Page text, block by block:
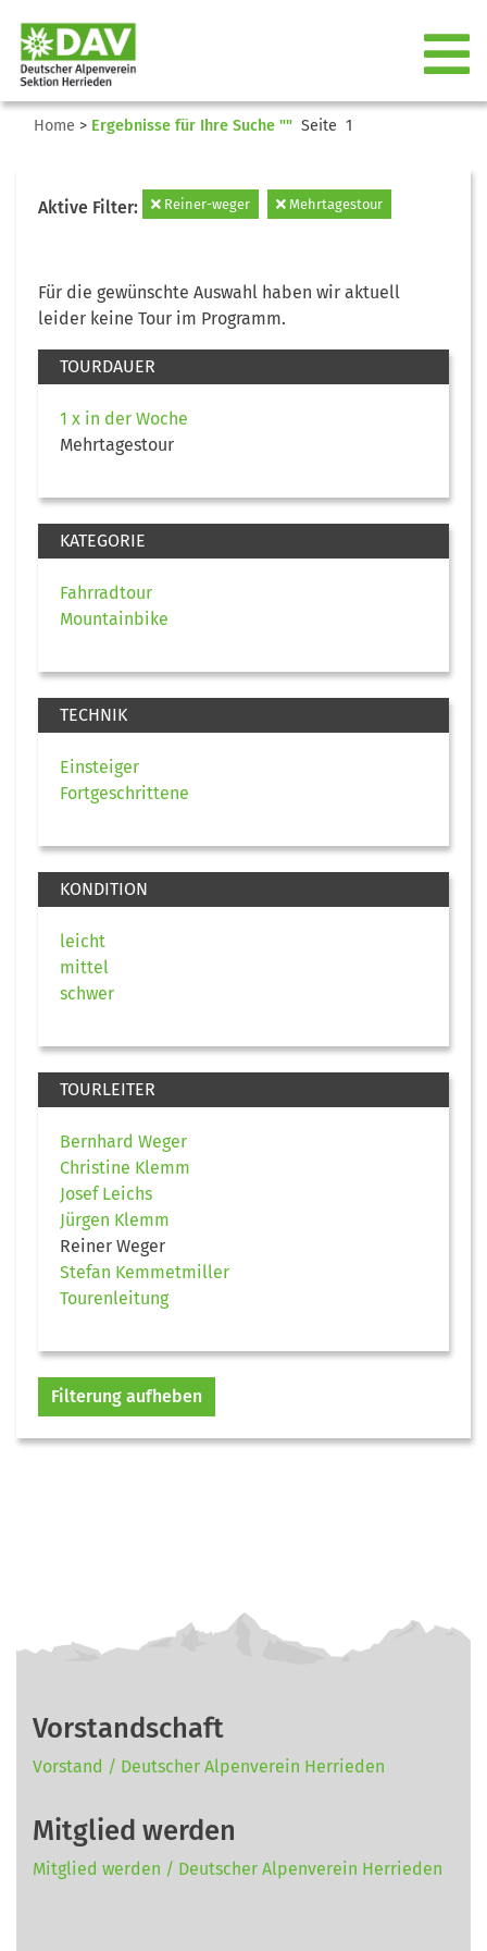
Home > Ergebnisse für Ihre Suche "" Seite 1
Aktive Filter: Reiner-weger Mehrtagestour
Für die gewünschte Auswahl haben wir aktuell
leider keine Tour im Programm.
TOURDAUER
1 x in der Woche
Mehrtagestour
KATEGORIE
Fahrradtour
Mountainbike
TECHNIK
Einsteiger
Fortgeschrittene
KONDITION
leicht
mittel
schwer
TOURLEITER
Bernhard Weger
Christine Klemm
Josef Leichs
Jürgen Klemm
Reiner Weger
Stefan Kemmetmiller
Tourenleitung
Filterung aufheben
Vorstandschaft
Vorstand / Deutscher Alpenverein Herrieden
Mitglied werden
Mitglied werden / Deutscher Alpenverein Herrieden